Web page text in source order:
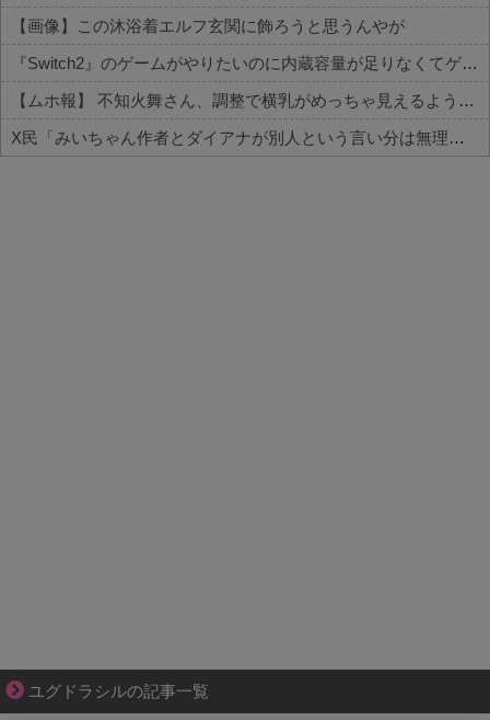
【画像】この沐浴着エルフ玄関に飾ろうと思うんやが
『Switch2』のゲームがやりたいのに内蔵容量が足りなくてゲームができない
【ムホ報】 不知火舞さん、調整で横乳がめっちゃ見えるようになるｗｗｗ
X民「みいちゃん作者とダイアナが別人という言い分は無理があるんじゃない？」 バチャ豚「！！！！」シュババババ
ユグドラシルの記事一覧